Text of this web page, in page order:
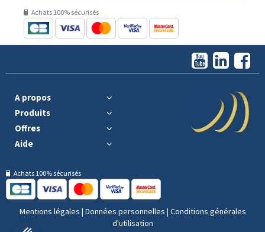
Achats 100% sécurisés
A propos
Produits
Offres
Aide
Achats 100% sécurisés
Mentions légales | Données personnelles | Conditions générales
d'utilisation